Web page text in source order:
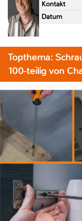
Kontakt
Datum
Topthema:
100-teilig von